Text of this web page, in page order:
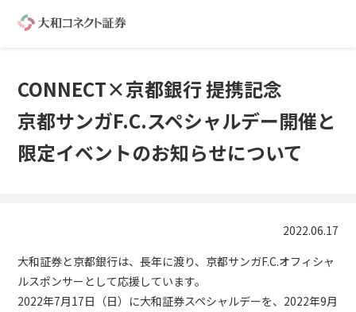
CONNECT×京都銀行 提携記念
京都サンガF.C.スペシャルデー開催と
限定イベントのお知らせについて
2022.06.17
大和証券と京都銀行は、長年に渡り、京都サンガF.C.オフィシャ
ルスポンサーとして応援しています。
2022年7月17日（日）に大和証券スペシャルデーを、2022年9月